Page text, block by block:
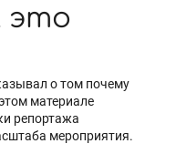
это
о том почему
материале
репортажа
мероприятия.